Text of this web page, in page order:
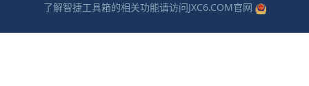
了解智捷工具箱的相关功能请访问JXC6.COM官网